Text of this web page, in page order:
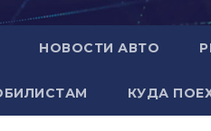
НОВОСТИ АВТО
КУДА